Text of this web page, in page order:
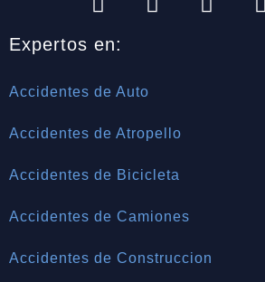
Expertos en:
Accidentes de Auto
Accidentes de Atropello
Accidentes de Bicicleta
Accidentes de Camiones
Accidentes de Construccion